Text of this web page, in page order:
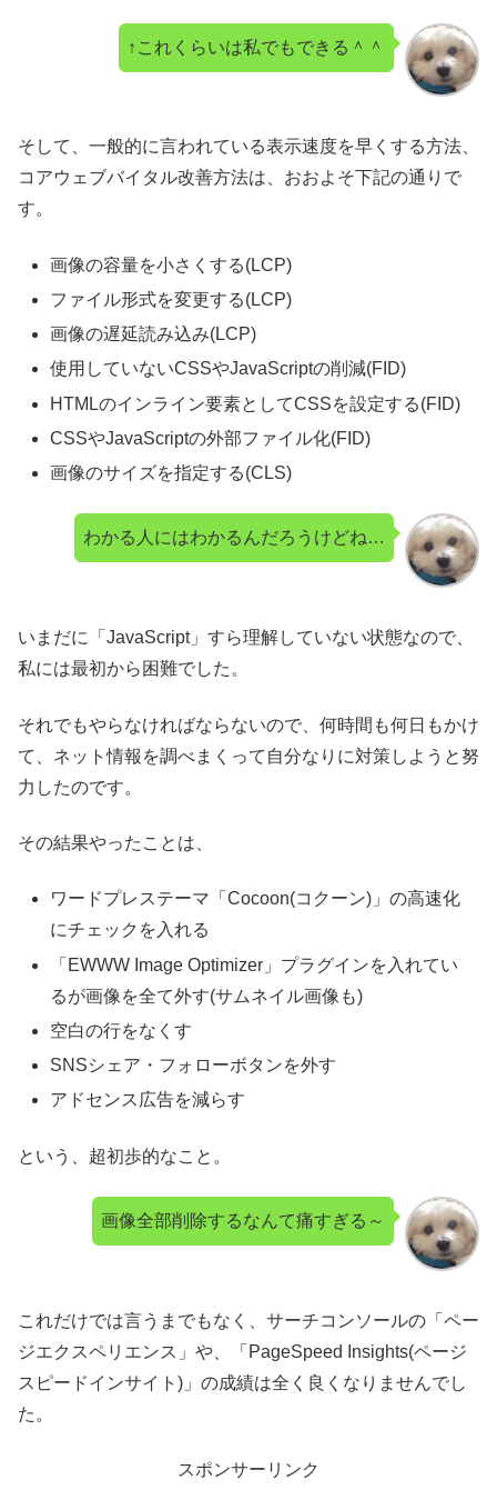
↑これくらいは私でもできる＾＾
そして、一般的に言われている表示速度を早くする方法、
コアウェブバイタル改善方法は、おおよそ下記の通りで
す。
画像の容量を小さくする(LCP)
ファイル形式を変更する(LCP)
画像の遅延読み込み(LCP)
使用していないCSSやJavaScriptの削減(FID)
HTMLのインライン要素としてCSSを設定する(FID)
CSSやJavaScriptの外部ファイル化(FID)
画像のサイズを指定する(CLS)
わかる人にはわかるんだろうけどね…
いまだに「JavaScript」すら理解していない状態なので、
私には最初から困難でした。
それでもやらなければならないので、何時間も何日もかけ
て、ネット情報を調べまくって自分なりに対策しようと努
力したのです。
その結果やったことは、
ワードプレステーマ「Cocoon(コクーン)」の高速化
にチェックを入れる
「EWWW Image Optimizer」プラグインを入れてい
るが画像を全て外す(サムネイル画像も)
空白の行をなくす
SNSシェア・フォローボタンを外す
アドセンス広告を減らす
という、超初歩的なこと。
画像全部削除するなんて痛すぎる～
これだけでは言うまでもなく、サーチコンソールの「ペー
ジエクスペリエンス」や、「PageSpeed Insights(ページ
スピードインサイト)」の成績は全く良くなりませんでし
た。
スポンサーリンク